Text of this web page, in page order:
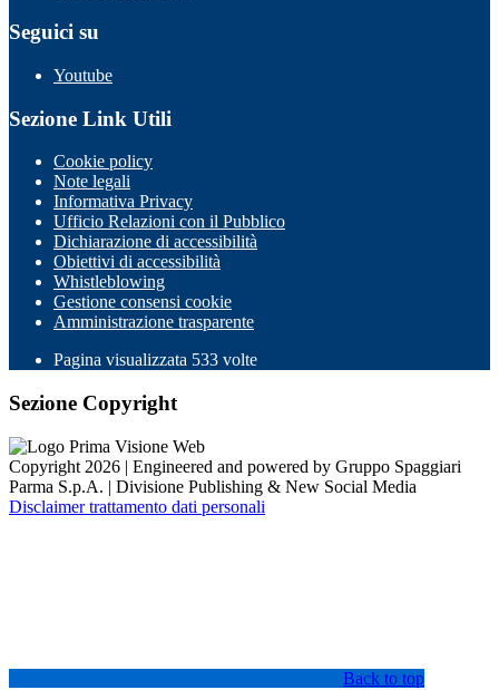
Seguici su
Youtube
Sezione Link Utili
Cookie policy
Note legali
Informativa Privacy
Ufficio Relazioni con il Pubblico
Dichiarazione di accessibilità
Obiettivi di accessibilità
Whistleblowing
Gestione consensi cookie
Amministrazione trasparente
Pagina visualizzata 533 volte
Sezione Copyright
Copyright 2026 | Engineered and powered by Gruppo Spaggiari
Parma S.p.A. | Divisione Publishing & New Social Media
Disclaimer trattamento dati personali
Back to top